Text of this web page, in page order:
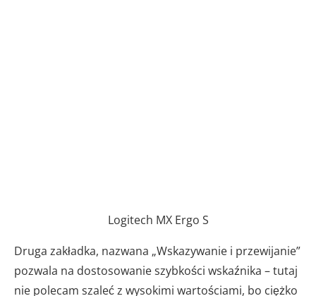
Logitech MX Ergo S
Druga zakładka, nazwana „Wskazywanie i przewijanie”
pozwala na dostosowanie szybkości wskaźnika – tutaj
nie polecam szaleć z wysokimi wartościami, bo ciężko